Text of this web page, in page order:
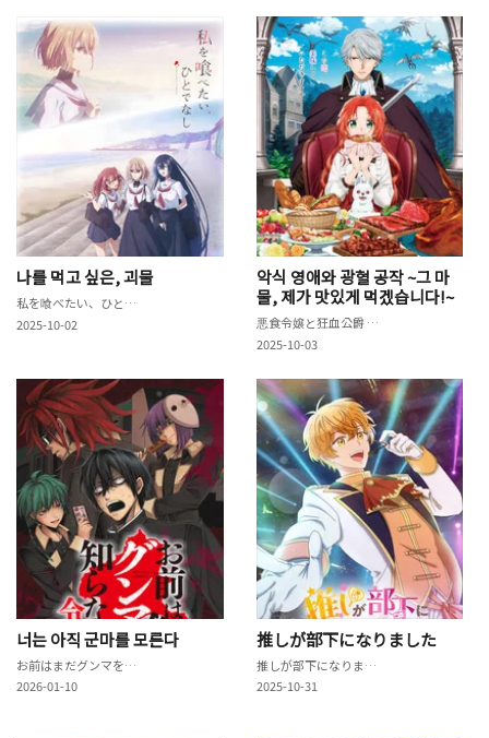
나를 먹고 싶은, 괴물
私を喰べたい、ひとでなし
2025-10-02
악식 영애와 광혈 공작 ~그 마
물, 제가 맛있게 먹겠습니다!~
悪食令嬢と狂血公爵 ～その魔物、私が美味しくいただきます!～
2025-10-03
너는 아직 군마를 모른다
お前はまだグンマを知らない～令和版～
2026-01-10
推しが部下になりました
推しが部下になりました
2025-10-31